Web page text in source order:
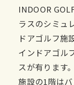
INDOOR
ラスのシミュ
ドアゴルフ施
インドアゴル
スが有ります。
施設の1階は